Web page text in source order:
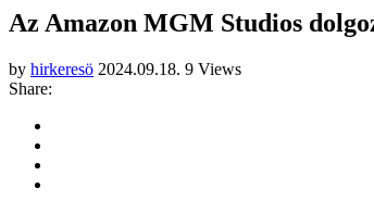
Az Amazon MGM Studios
by hirkeresö 2024.09.18. 9 Views
Share: